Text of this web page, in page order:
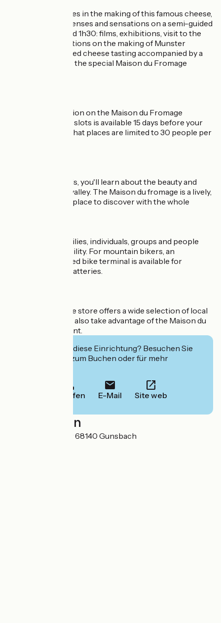
Follow all the stages in the making of this famous cheese,
a journey rich in senses and sensations on a semi-guided
tour lasting around 1h30: films, exhibitions, visit to the
cowshed, explanations on the making of Munster
cheese, commented cheese tasting accompanied by a
glass of wine from the special Maison du Fromage
Book your admission on the Maison du Fromage
website, the list of slots is available 15 days before your
visit. Please note that places are limited to 30 people per
As the tour unfolds, you'll learn about the beauty and
originality of this valley. The Maison du fromage is a lively,
authentic and fun place to discover with the whole
Accessible to families, individuals, groups and people
with reduced mobility. For mountain bikers, an
electrically-assisted bike terminal is available for
recharging your batteries.
After your visit, the store offers a wide selection of local
products. You can also take advantage of the Maison du
Fromage restaurant.
Interessiert Sie diese Einrichtung? Besuchen Sie
deren Website zum Buchen oder für mehr
Anrufen E-Mail Site web
Localisation
23 rue de Munster 68140 Gunsbach